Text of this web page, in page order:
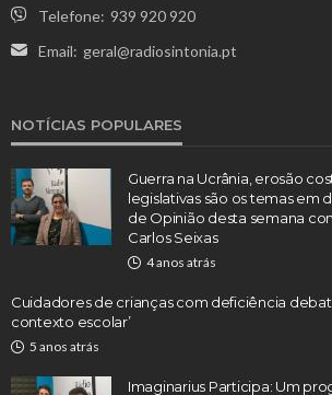
Telefone: 939 920 920
Email: geral@radiosintonia.pt
NOTÍCIAS POPULARES
Guerra na Ucrânia, erosão
legislativas são os temas em
de Opinião desta semana
Carlos Seixas
4 anos atrás
Cuidadores de crianças com deficiência
contexto escolar’
5 anos atrás
Imaginarius Participa: Um